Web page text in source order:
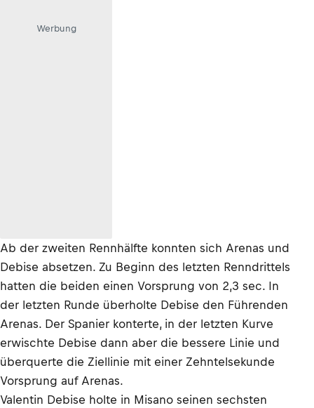
Werbung
Ab der zweiten Rennhälfte konnten sich Arenas und
Debise absetzen. Zu Beginn des letzten Renndrittels
hatten die beiden einen Vorsprung von 2,3 sec. In
der letzten Runde überholte Debise den Führenden
Arenas. Der Spanier konterte, in der letzten Kurve
erwischte Debise dann aber die bessere Linie und
überquerte die Ziellinie mit einer Zehntelsekunde
Vorsprung auf Arenas.
Valentin Debise holte in Misano seinen sechsten